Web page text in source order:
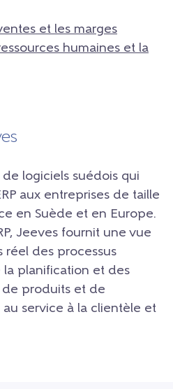
et les marges
humaines et la
logiciels suédois qui
aux entreprises de taille
en Suède et en Europe.
Jeeves fournit une vue
des processus
la planification et des
produits et de
service à la clientèle et